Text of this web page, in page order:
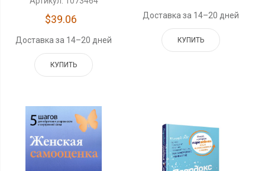
$39.06
Доставка за 14–20 дней
КУПИТЬ
Доставка за 14–20 дней
КУПИТЬ